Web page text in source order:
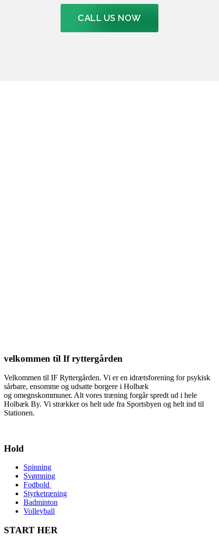
CALL US NOW
velkommen til If ryttergården
Velkommen til IF Ryttergården. Vi er en idrætsforening for psykisk
sårbare, ensomme og udsatte borgere i Holbæk
og omegnskommuner. Alt vores træning forgår spredt ud i hele
Holbæk By. Vi strækker os helt ude fra Sportsbyen og helt ind til
Stationen.
Hold
Spinning
Svømning
Fodbold
Styrketræning
Badminton
Volleyball
START HER